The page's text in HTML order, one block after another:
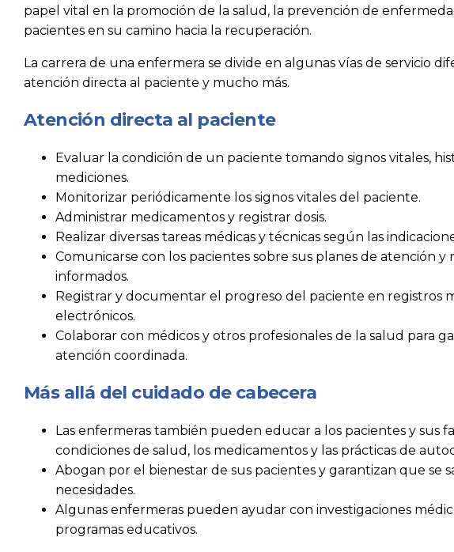
papel vital en la promoción de la salud, la prevención de
pacientes en su camino hacia la recuperación.
La carrera de una enfermera se divide en algunas vías de servicio
atención directa al paciente y mucho más.
Atención directa al paciente
Evaluar la condición de un paciente tomando signos vitales,
mediciones.
Monitorizar periódicamente los signos vitales del paciente.
Administrar medicamentos y registrar dosis.
Realizar diversas tareas médicas y técnicas según las
Comunicarse con los pacientes sobre sus planes de atención y
informados.
Registrar y documentar el progreso del paciente en registros
electrónicos.
Colaborar con médicos y otros profesionales de la salud para
atención coordinada.
Más allá del cuidado de cabecera
Las enfermeras también pueden educar a los pacientes y sus
condiciones de salud, los medicamentos y las prácticas de
Abogan por el bienestar de sus pacientes y garantizan que se
necesidades.
Algunas enfermeras pueden ayudar con investigaciones
programas educativos.